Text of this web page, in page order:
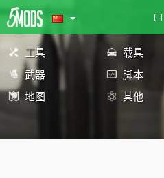
工具 载具
武器
脚本
地图
其他